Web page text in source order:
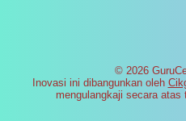
© 2026
Inovasi ini dibangunkan oleh
mengulangkaji secara